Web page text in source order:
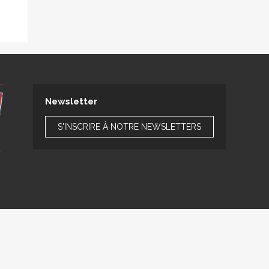
Newsletter
S'INSCRIRE À NOTRE NEWSLETTERS